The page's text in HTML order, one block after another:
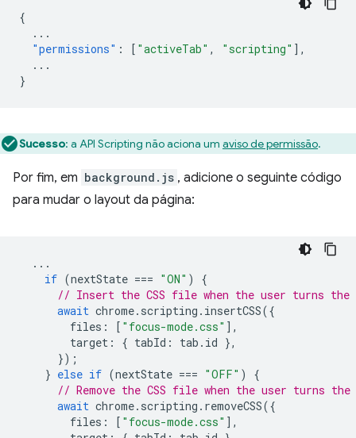
{
...
"permissions" : [ "activeTab" , "scripting" ],
...
}
Sucesso: a API Scripting não aciona um aviso de permissão.
Por fim, em background.js , adicione o seguinte código
para mudar o layout da página:
...
if (nextState === "ON" )
{
// Insert the CSS file when the user turns the
await chrome. scripting . insertCSS({
files : [ "focus-mode.css" ],
target : { tabId : tab . id },
});
} else if (nextState === "OFF" )
{
// Remove the CSS file when the user turns
await chrome. scripting . removeCSS({
files : [ "focus-mode.css" ],